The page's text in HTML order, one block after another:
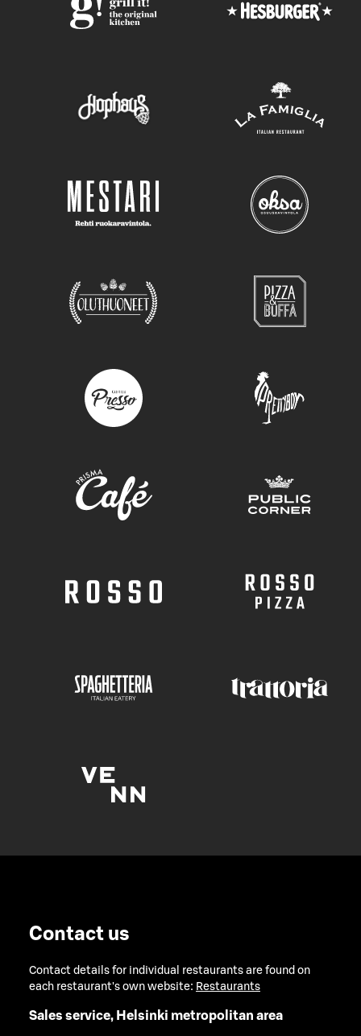
Contact us
Contact details for individual restaurants are found on
each restaurant's own website: Restaurants
Sales service, Helsinki metropolitan area